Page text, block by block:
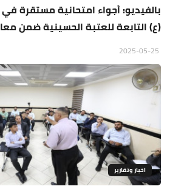
بالفيديو: أجواء امتحانية مستقرة في
(ع) التابعة للعتبة الحسينية ضمن
اخبار وتقارير